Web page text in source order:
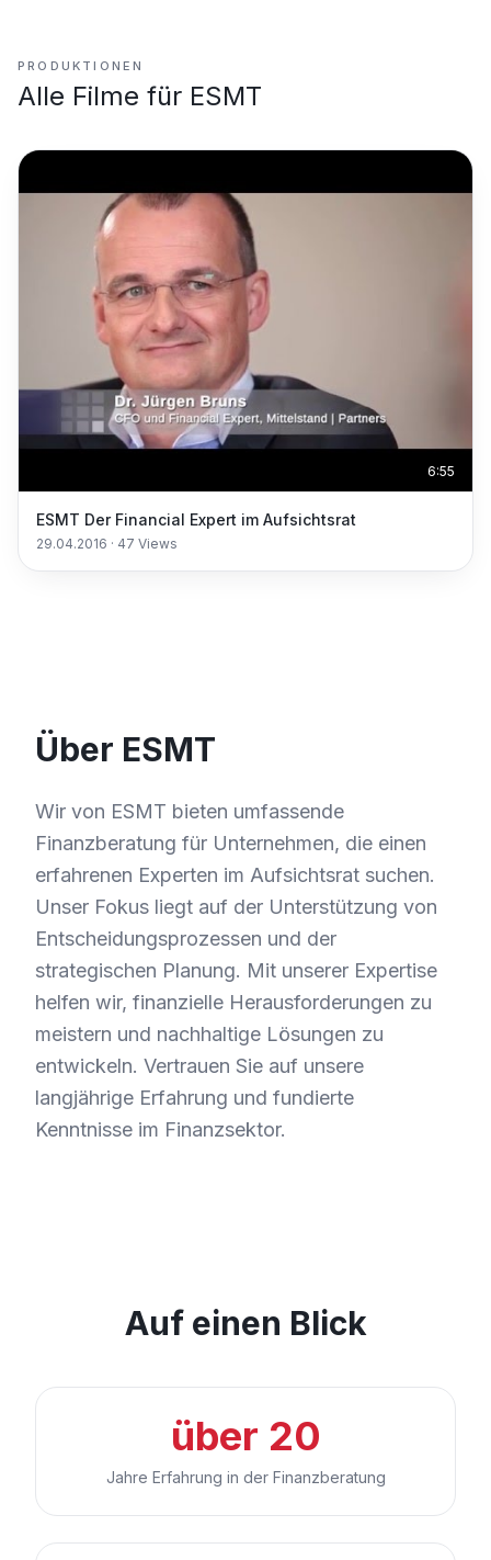
PRODUKTIONEN
Alle Filme für ESMT
6:55
ESMT Der Financial Expert im Aufsichtsrat
29.04.2016 · 47 Views
Über ESMT
Wir von ESMT bieten umfassende
Finanzberatung für Unternehmen, die einen
erfahrenen Experten im Aufsichtsrat suchen.
Unser Fokus liegt auf der Unterstützung von
Entscheidungsprozessen und der
strategischen Planung. Mit unserer Expertise
helfen wir, finanzielle Herausforderungen zu
meistern und nachhaltige Lösungen zu
entwickeln. Vertrauen Sie auf unsere
langjährige Erfahrung und fundierte
Kenntnisse im Finanzsektor.
Auf einen Blick
über 20
Jahre Erfahrung in der Finanzberatung